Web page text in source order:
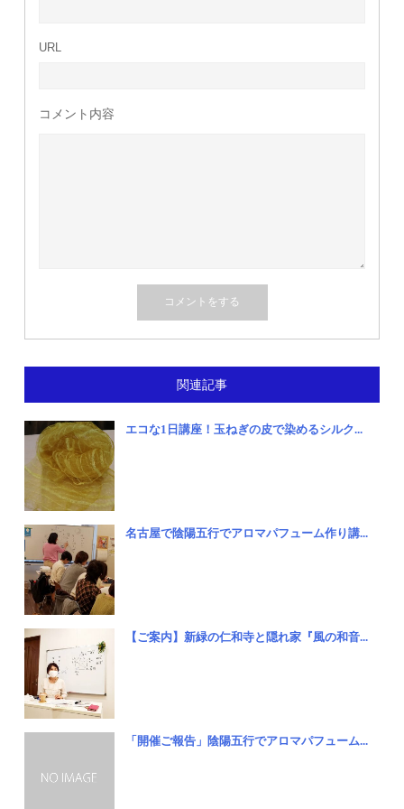
URL
コメント内容
関連記事
エコな1日講座！玉ねぎの皮で染めるシルク...
名古屋で陰陽五行でアロマパフューム作り講...
【ご案内】新緑の仁和寺と隠れ家『風の和音...
「開催ご報告」陰陽五行でアロマパフューム...